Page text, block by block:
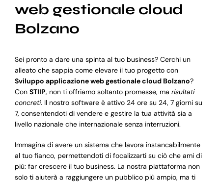
web gestionale cloud
Bolzano
Sei pronto a dare una spinta al tuo business? Cerchi un
alleato che sappia come elevare il tuo progetto con
Sviluppo applicazione web gestionale cloud Bolzano?
Con STIIP, non ti offriamo soltanto promesse, ma risultati
concreti. Il nostro software è attivo 24 ore su 24, 7 giorni su
7, consentendoti di vendere e gestire la tua attività sia a
livello nazionale che internazionale senza interruzioni.
Immagina di avere un sistema che lavora instancabilmente
al tuo fianco, permettendoti di focalizzarti su ciò che ami di
più: far crescere il tuo business. La nostra piattaforma non
solo ti aiuterà a raggiungere un pubblico più ampio, ma ti